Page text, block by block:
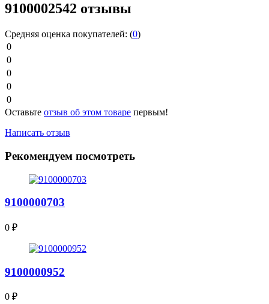
9100002542 отзывы
Средняя оценка покупателей: (0)
0
0
0
0
0
Оставьте отзыв об этом товаре первым!
Написать отзыв
Рекомендуем посмотреть
9100000703
0 ₽
9100000952
0 ₽